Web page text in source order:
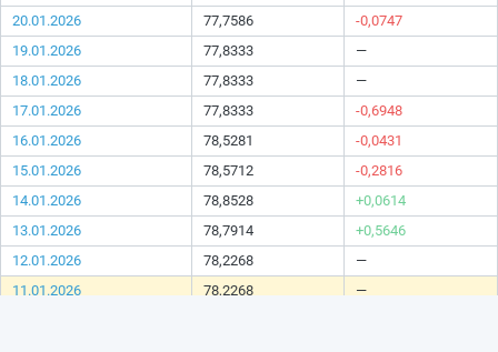
20.01.2026
77,7586
-0,0747
19.01.2026
77,8333
—
18.01.2026
77,8333
—
17.01.2026
77,8333
-0,6948
16.01.2026
78,5281
-0,0431
15.01.2026
78,5712
-0,2816
14.01.2026
78,8528
+0,0614
13.01.2026
78,7914
+0,5646
12.01.2026
78,2268
—
11.01.2026
78,2268
—